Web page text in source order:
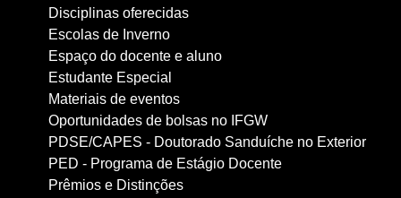
Disciplinas oferecidas
Escolas de Inverno
Espaço do docente e aluno
Estudante Especial
Materiais de eventos
Oportunidades de bolsas no IFGW
PDSE/CAPES - Doutorado Sanduíche no Exterior
PED - Programa de Estágio Docente
Prêmios e Distinções